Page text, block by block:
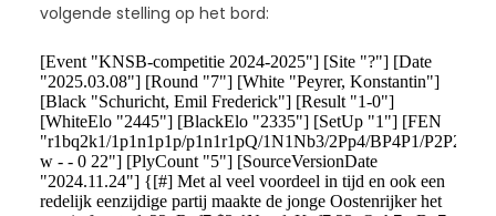
volgende stelling op het bord: